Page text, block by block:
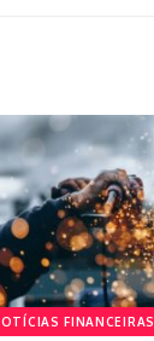
FINANCEIRAS